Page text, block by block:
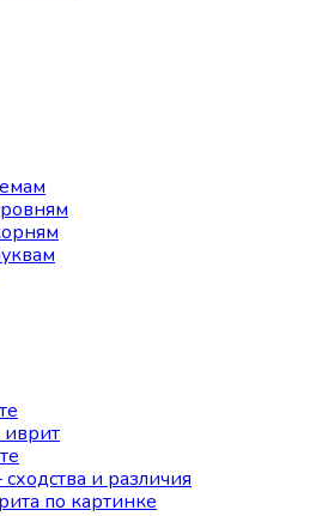
иврит
и различия
по картинке